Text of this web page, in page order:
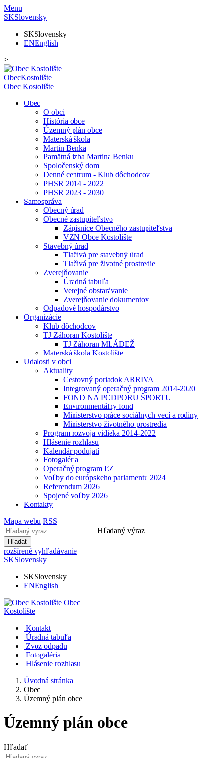
Menu
SKSlovensky
SKSlovensky
ENEnglish
>
ObecKostolište
Obec Kostolište
Obec
O obci
História obce
Územný plán obce
Materská škola
Martin Benka
Pamätná izba Martina Benku
Spoločenský dom
Denné centrum - Klub dôchodcov
PHSR 2014 - 2022
PHSR 2023 - 2030
Samospráva
Obecný úrad
Obecné zastupiteľstvo
Zápisnice Obecného zastupiteľstva
VZN Obce Kostolište
Stavebný úrad
Tlačivá pre stavebný úrad
Tlačivá pre životné prostredie
Zverejňovanie
Úradná tabuľa
Verejné obstarávanie
Zverejňovanie dokumentov
Odpadové hospodárstvo
Organizácie
Klub dôchodcov
TJ Záhoran Kostolište
TJ Záhoran MLÁDEŽ
Materská škola Kostolište
Udalosti v obci
Aktuality
Cestovný poriadok ARRIVA
Integrovaný operačný program 2014-2020
FOND NA PODPORU ŠPORTU
Environmentálny fond
Ministerstvo práce sociálnych vecí a rodiny
Ministerstvo životného prostredia
Program rozvoja vidieka 2014-2022
Hlásenie rozhlasu
Kalendár podujatí
Fotogaléria
Operačný program ĽZ
Voľby do európskeho parlamentu 2024
Referendum 2026
Spojené voľby 2026
Kontakty
Mapa webu RSS
Hľadaný výraz
Hľadať
rozšírené vyhľadávanie
SKSlovensky
SKSlovensky
ENEnglish
Obec
Kostolište
Kontakt
Úradná tabuľa
Zvoz odpadu
Fotogaléria
Hlásenie rozhlasu
Úvodná stránka
Obec
Územný plán obce
Územný plán obce
Hľadať